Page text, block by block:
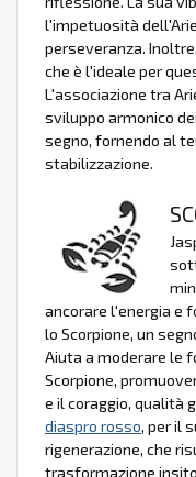
l'impetuosità
perseveranza.
che è l'ideale per
L'associazione tra
sviluppo armonico
segno, fornendo al
stabilizzazione.
ancorare l'energia e
lo Scorpione, un
Aiuta a moderare le
Scorpione,
e il coraggio, qualità
diaspro rosso, per il
rigenerazione, che
trasformazione